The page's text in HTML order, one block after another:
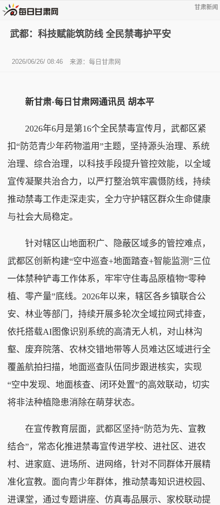
甘肃新闻
武都：科技赋能筑防线 全民禁毒护平安
2026/06/26/ 08:46 来源：每日甘肃网
新甘肃·每日甘肃网通讯员 胡本平
2026年6月是第16个全民禁毒宣传月，武都区紧
扣“防范青少年药物滥用”主题，坚持源头治理、系统
治理、综合治理，以科技手段提升管控效能，以全域
宣传凝聚共治合力，以严打整治筑牢震慑防线，持续
推动禁毒工作走深走实，全力守护辖区群众生命健康
与社会大局稳定。
针对辖区山地面积广、隐蔽区域多的管控难点，
武都区创新构建“空中巡查+地面踏查+智能监测”三位
一体禁种铲毒工作体系，牢牢守住毒品原植物“零种
植、零产量”底线。2026年以来，辖区各乡镇联合公
安、林业等部门，持续开展多轮次全域拉网式排查，
依托搭载AI图像识别系统的高清无人机，对山林沟
壑、废弃院落、农林交错地带等人员难达区域进行全
覆盖航拍扫描，地面巡查队伍同步跟进核实，实现
“空中发现、地面核查、闭环处置”的高效联动，切实
将非法种植隐患消除在萌芽状态。
在宣传教育层面，武都区坚持“防范为先、宣教
结合”，常态化推进禁毒宣传进学校、进社区、进农
村、进家庭、进场所、进网络，针对不同群体开展精
准化宣教。面向青少年群体，推动禁毒知识进校园、
进课堂，通过专题讲座、仿真毒品展示、家校联动提